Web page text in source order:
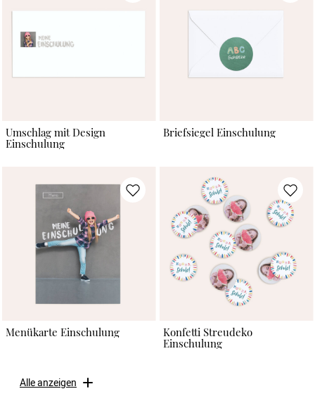
Umschlag mit Design
Einschulung
Briefsiegel Einschulung
Menükarte Einschulung
Konfetti Streudeko
Einschulung
Alle anzeigen